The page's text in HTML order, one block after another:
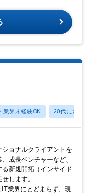
業界未経験OK 20代におすす
ショナルクライアントを
成長ベンチャーなど、
る新規開拓（インサイド
します。
IT業界にとどまらず、現